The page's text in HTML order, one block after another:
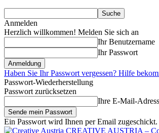
Anmelden
Herzlich willkommen! Melden Sie sich an
Ihr Benutzername
Ihr Passwort
Haben Sie Ihr Passwort vergessen? Hilfe
Passwort-Wiederherstellung
Passwort zurücksetzen
Ihre E-Mail-
Ein Passwort wird Ihnen per Email zugeschickt.
CREATIVE AUSTRIA –